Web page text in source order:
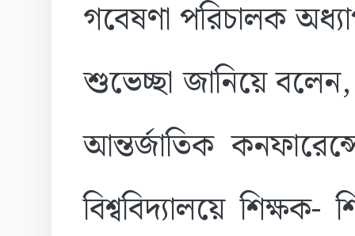
গবেষণা পরিচালক
শুভেচ্ছা জানিয়ে বলেন,
আন্তর্জাতিক
বিশ্ববিদ্যালয়ে